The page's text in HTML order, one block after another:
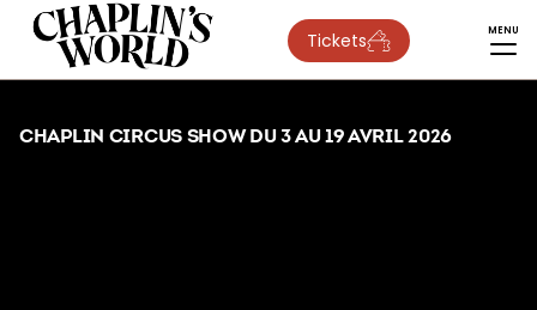
Tickets MENU
CHAPLIN CIRCUS SHOW DU 3 AU 19 AVRIL 2026